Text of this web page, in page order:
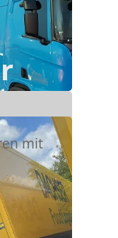
mit